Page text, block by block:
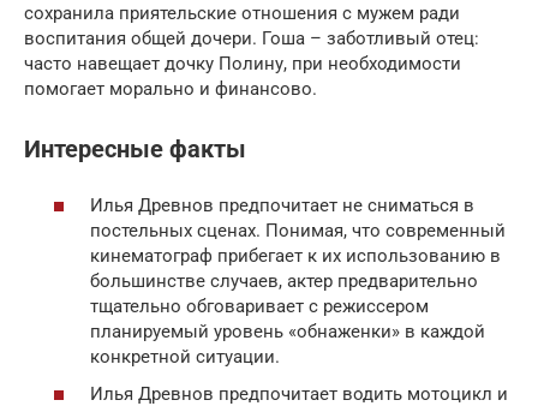
сохранила приятельские отношения с мужем ради
воспитания общей дочери. Гоша – заботливый отец:
часто навещает дочку Полину, при необходимости
помогает морально и финансово.
Интересные факты
Илья Древнов предпочитает не сниматься в
постельных сценах. Понимая, что современный
кинематограф прибегает к их использованию в
большинстве случаев, актер предварительно
тщательно обговаривает с режиссером
планируемый уровень «обнаженки» в каждой
конкретной ситуации.
Илья Древнов предпочитает водить мотоцикл и